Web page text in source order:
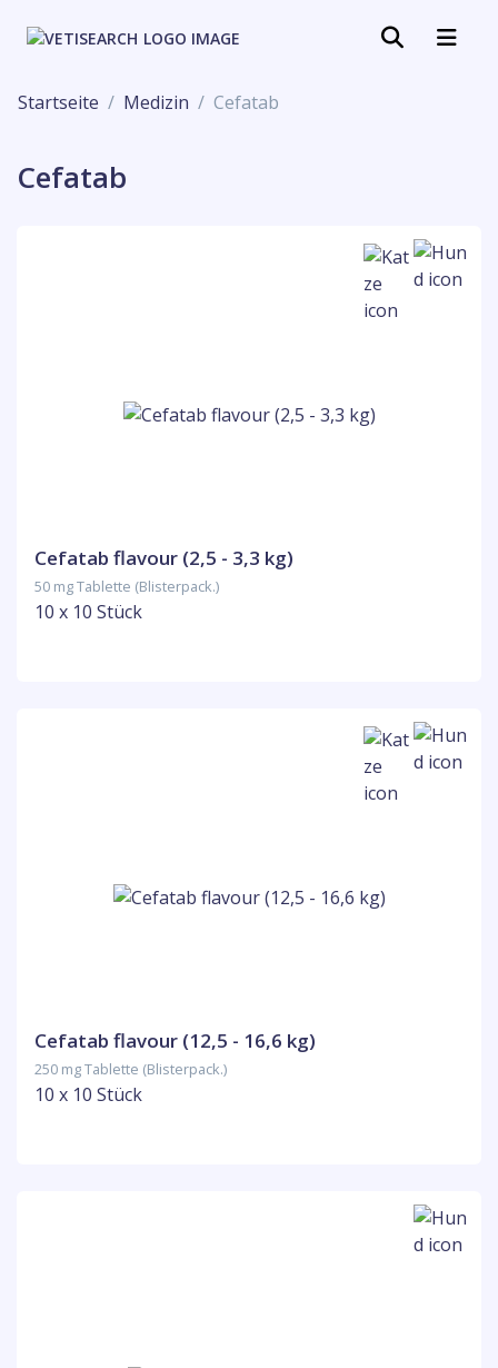
Startseite Medizin Cefatab
Cefatab
Cefatab flavour (2,5 - 3,3 kg)
50 mg Tablette (Blisterpack.)
10 x 10 Stück
Cefatab flavour (12,5 - 16,6 kg)
250 mg Tablette (Blisterpack.)
10 x 10 Stück